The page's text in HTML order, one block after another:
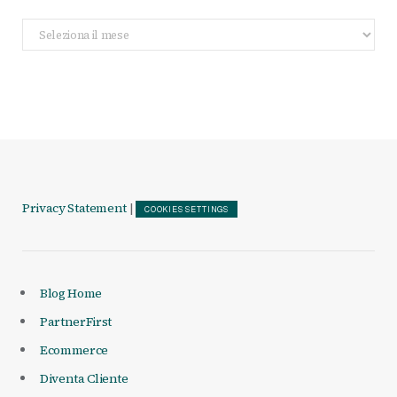
Archivio
Articoli
Privacy Statement | COOKIES SETTINGS
Blog Home
PartnerFirst
Ecommerce
Diventa Cliente